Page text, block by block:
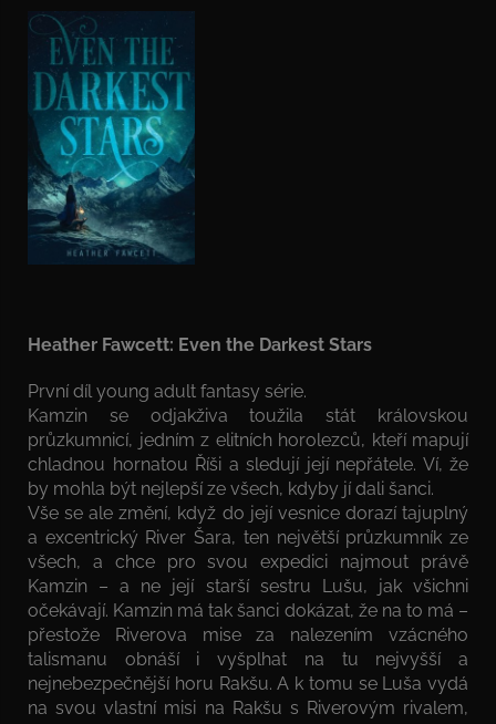
Heather Fawcett: Even the Darkest Stars
První díl young adult fantasy série.
Kamzin se odjakživa toužila stát královskou
průzkumnicí, jedním z elitních horolezců, kteří mapují
chladnou hornatou Říši a sledují její nepřátele. Ví, že
by mohla být nejlepší ze všech, kdyby jí dali šanci.
Vše se ale změní, když do její vesnice dorazí tajuplný
a excentrický River Šara, ten největší průzkumník ze
všech, a chce pro svou expedici najmout právě
Kamzin – a ne její starší sestru Lušu, jak všichni
očekávají. Kamzin má tak šanci dokázat, že na to má –
přestože Riverova mise za nalezením vzácného
talismanu obnáší i vyšplhat na tu nejvyšší a
nejnebezpečnější horu Rakšu. A k tomu se Luša vydá
na svou vlastní misi na Rakšu s Riverovým rivalem,